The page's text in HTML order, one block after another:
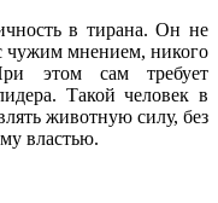
в тирана. Он не
чужим мнением, никого
этом сам требует
Такой человек в
животную силу, без
властью.